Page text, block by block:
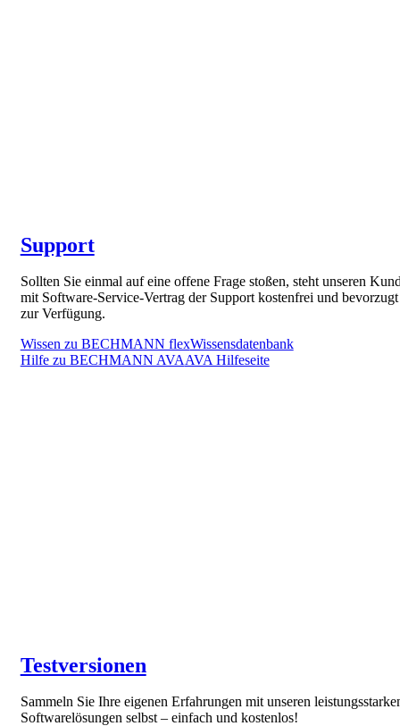
Support
Sollten Sie einmal auf eine offene Frage stoßen, steht unseren
mit Software-Service-Vertrag der Support kostenfrei und bevorzugt
zur Verfügung.
Wissen zu BECHMANN flexWissensdatenbank
Hilfe zu BECHMANN AVAAVA Hilfeseite
Testversionen
Sammeln Sie Ihre eigenen Erfahrungen mit unseren
Softwarelösungen selbst – einfach und kostenlos!